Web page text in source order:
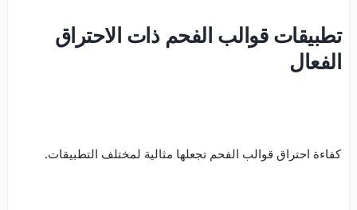
تطبيقات قوالب الفحم ذات الاحتراق
الفعال
كفاءة احتراق قوالب الفحم تجعلها مثالية لمختلف التطبيقات.